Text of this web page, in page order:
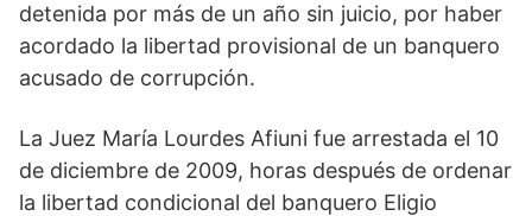
detenida por más de un año sin juicio, por haber
acordado la libertad provisional de un banquero
acusado de corrupción.
La Juez María Lourdes Afiuni fue arrestada el 10
de diciembre de 2009, horas después de ordenar
la libertad condicional del banquero Eligio